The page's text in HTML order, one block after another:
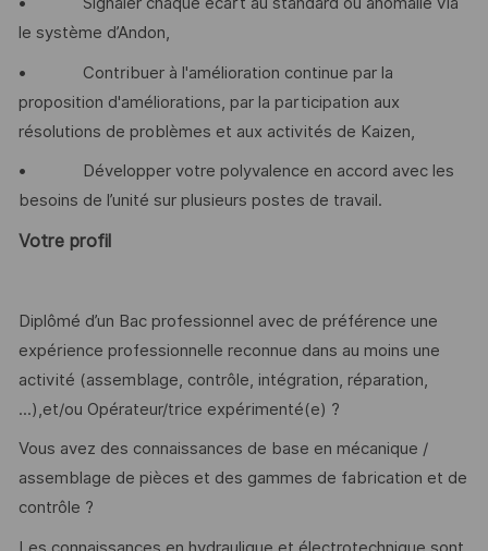
le système d’Andon,
• Contribuer à l'amélioration continue par la
proposition d'améliorations, par la participation aux
résolutions de problèmes et aux activités de Kaizen,
• Développer votre polyvalence en accord avec les
besoins de l’unité sur plusieurs postes de travail.
Votre profil
Diplômé d’un Bac professionnel avec de préférence une
expérience professionnelle reconnue dans au moins une
activité (assemblage, contrôle, intégration, réparation,
...),et/ou Opérateur/trice expérimenté(e) ?
Vous avez des connaissances de base en mécanique /
assemblage de pièces et des gammes de fabrication et de
contrôle ?